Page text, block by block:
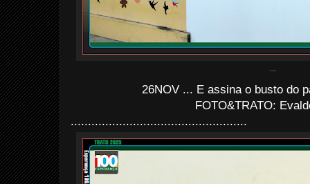
26NOV ... E assina o busto do
FOTO&TRATO:
...................................................